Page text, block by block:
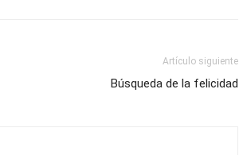
Artículo siguiente
Búsqueda de la felicidad